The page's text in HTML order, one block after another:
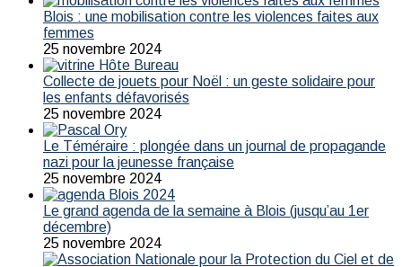
Blois : une mobilisation contre les violences faites aux
femmes
25 novembre 2024
Collecte de jouets pour Noël : un geste solidaire pour
les enfants défavorisés
25 novembre 2024
Le Téméraire : plongée dans un journal de propagande
nazi pour la jeunesse française
25 novembre 2024
Le grand agenda de la semaine à Blois (jusqu’au 1er
décembre)
25 novembre 2024